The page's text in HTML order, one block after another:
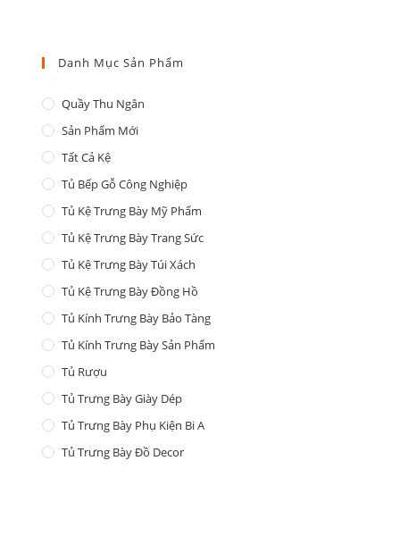
Danh Mục Sản Phẩm
Quầy Thu Ngân
Sản Phẩm Mới
Tất Cả Kệ
Tủ Bếp Gỗ Công Nghiệp
Tủ Kệ Trưng Bày Mỹ Phẩm
Tủ Kệ Trưng Bày Trang Sức
Tủ Kệ Trưng Bày Túi Xách
Tủ Kệ Trưng Bày Đồng Hồ
Tủ Kính Trưng Bày Bảo Tàng
Tủ Kính Trưng Bày Sản Phẩm
Tủ Rượu
Tủ Trưng Bày Giày Dép
Tủ Trưng Bày Phụ Kiện Bi A
Tủ Trưng Bày Đồ Decor